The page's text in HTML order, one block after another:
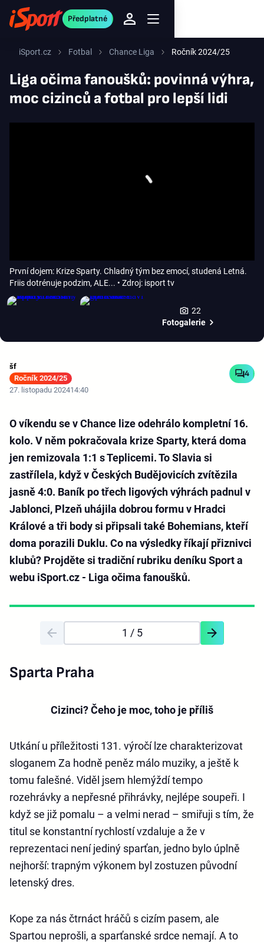
Předplatné
iSport.cz Fotbal Chance Liga Ročník 2024/25
Liga očima fanoušků: povinná výhra,
moc cizinců a fotbal pro lepší lidi
První dojem: Krize Sparty. Chladný tým bez emocí, studená Letná.
Friis dotrénuje podzim, ALE... • Zdroj: isport tv
22
Fotogalerie
šf
Ročník 2024/25
27. listopadu 202414:40
4
O víkendu se v Chance lize odehrálo kompletní 16.
kolo. V něm pokračovala krize Sparty, která doma
jen remizovala 1:1 s Teplicemi. To Slavia si
zastřílela, když v Českých Budějovicích zvítězila
jasně 4:0. Baník po třech ligových výhrách padnul v
Jablonci, Plzeň uhájila dobrou formu v Hradci
Králové a tři body si připsali také Bohemians, kteří
doma porazili Duklu. Co na výsledky říkají přiznivci
klubů? Projděte si tradiční rubriku deníku Sport a
webu iSport.cz - Liga očima fanoušků.
1 / 5
Sparta Praha
Cizinci? Čeho je moc, toho je příliš
Utkání u příležitosti 131. výročí lze charakterizovat
sloganem Za hodně peněz málo muziky, a ještě k
tomu falešné. Viděl jsem hlemýždí tempo
rozehrávky a nepřesné přihrávky, nejlépe soupeři. I
když se již pomalu – a velmi nerad – smiřuji s tím, že
titul se konstantní rychlostí vzdaluje a že v
reprezentaci není jediný sparťan, jedno bylo úplně
nejhorší: trapným výkonem byl zostuzen původní
letenský dres.
Kope za nás čtrnáct hráčů s cizím pasem, ale
Spartou neprošli, a sparťanské srdce nemají. A to